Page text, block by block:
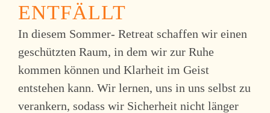
ENTFÄLLT
In diesem Sommer- Retreat schaffen wir einen
geschützten Raum, in dem wir zur Ruhe
kommen können und Klarheit im Geist
entstehen kann. Wir lernen, uns in uns selbst zu
verankern, sodass wir Sicherheit nicht länger